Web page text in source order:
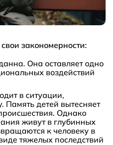
закономерности:
Она оставляет одно
воздействий
в ситуации,
Память детей вытесняет
Однако
живут в глубинных
к человеку в
тяжелых последствий